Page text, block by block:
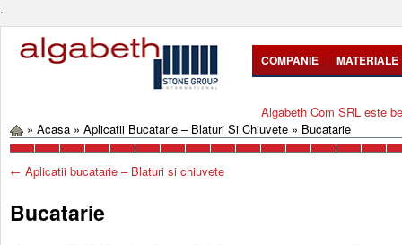
.
COMPANIE MATERIALE
Algabeth Com SRL este
» Acasa » Aplicatii Bucatarie – Blaturi Si Chiuvete » Bucatarie
← Aplicatii bucatarie – Blaturi si chiuvete
Bucatarie